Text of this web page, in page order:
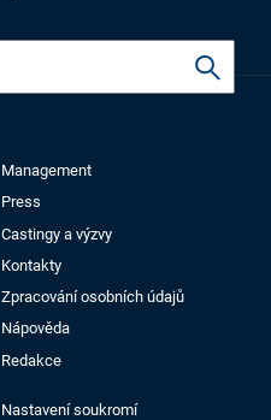
Management
Press
Castingy a výzvy
Kontakty
Zpracování osobních údajů
Nápověda
Redakce
Nastavení soukromí